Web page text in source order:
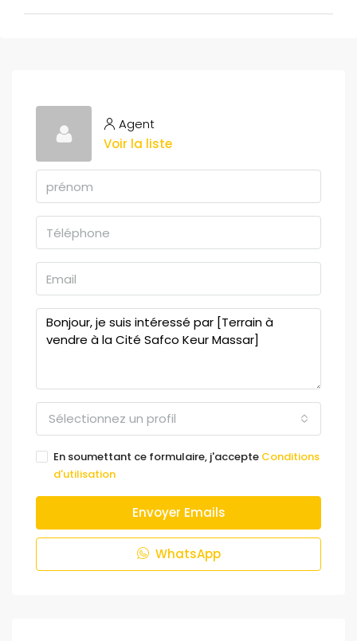
Agent
Voir la liste
Sélectionnez un profil
En soumettant ce formulaire, j'accepte Conditions
d'utilisation
Envoyer Emails
WhatsApp